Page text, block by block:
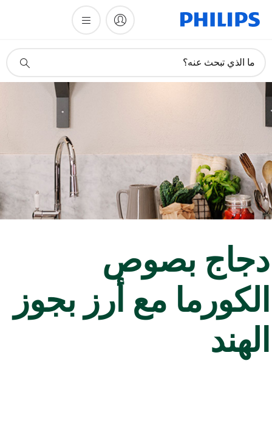
دعم
ما الذي تبحث عنه؟
بصوص
مع أرز بجوز